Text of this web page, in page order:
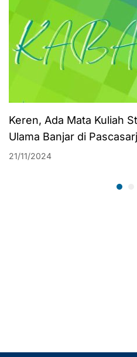
Keren, Ada Mata Kuliah
Ulama Banjar di
21/11/2024